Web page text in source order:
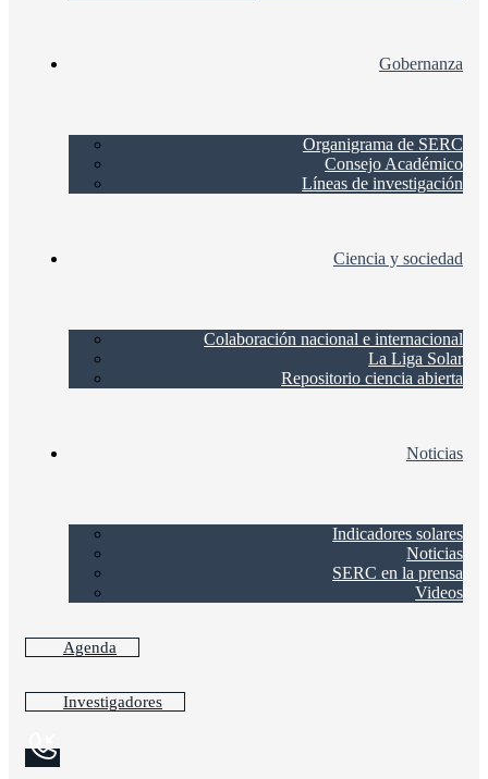
Gobernanza
Organigrama de SERC
Consejo Académico
Líneas de investigación
Ciencia y sociedad
Colaboración nacional e internacional
La Liga Solar
Repositorio ciencia abierta
Noticias
Indicadores solares
Noticias
SERC en la prensa
Videos
Agenda
Investigadores